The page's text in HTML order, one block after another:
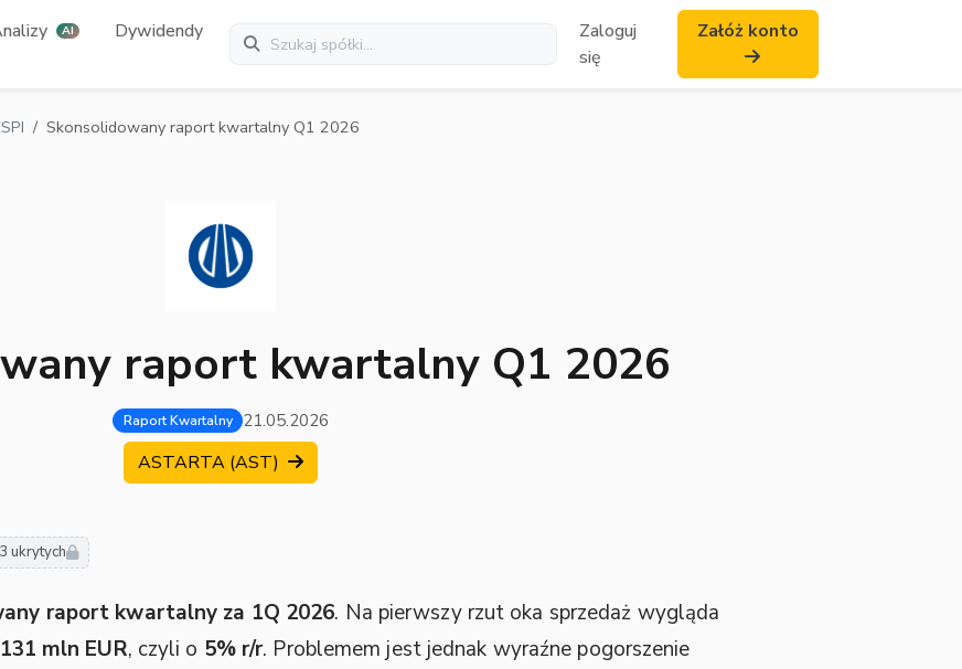
AI Dywidendy
Zaloguj
się
Załóż konto
Skonsolidowany raport kwartalny Q1 2026
raport kwartalny Q1 2026
Raport Kwartalny 21.05.2026
ASTARTA (AST)
ukrytych
raport kwartalny za 1Q 2026. Na pierwszy rzut oka sprzedaż wygląda
131 mln EUR, czyli o 5% r/r. Problemem jest jednak wyraźne pogorszenie